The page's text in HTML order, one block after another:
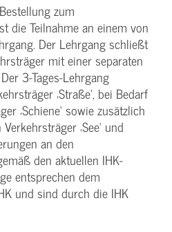
zum
die Teilnahme an einem von
Der Lehrgang schließt
mit einer separaten
3-Tages-Lehrgang
‚Straße‘, bei Bedarf
‚Schiene‘ sowie zusätzlich
‚See‘ und
an den
den aktuellen IHK-
entsprechen dem
und sind durch die IHK